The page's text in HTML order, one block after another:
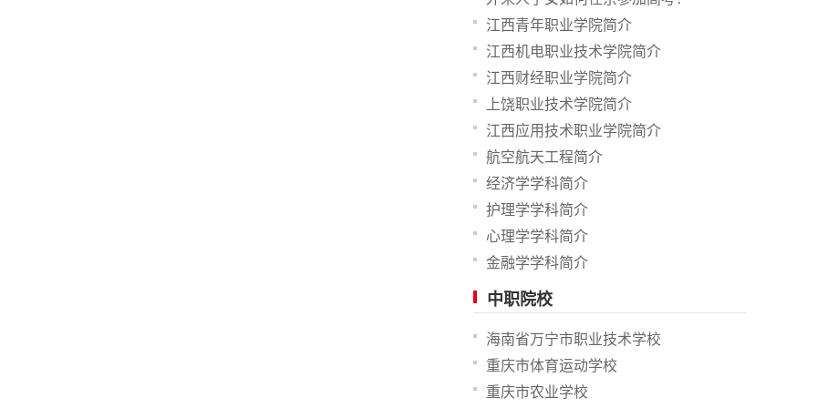
江西青年职业学院简介
江西机电职业技术学院简介
江西财经职业学院简介
上饶职业技术学院简介
江西应用技术职业学院简介
航空航天工程简介
经济学学科简介
护理学学科简介
心理学学科简介
金融学学科简介
中职院校
海南省万宁市职业技术学校
重庆市体育运动学校
重庆市农业学校